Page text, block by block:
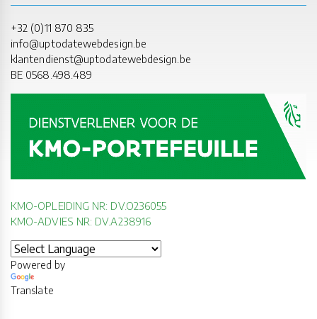
+32 (0)11 870 835
info@uptodatewebdesign.be
klantendienst@uptodatewebdesign.be
BE 0568.498.489
KMO-OPLEIDING NR: DV.O236055
KMO-ADVIES NR: DV.A238916
Powered by
Translate